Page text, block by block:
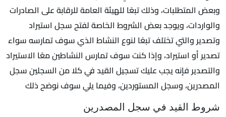
وبعض المتطلبات، وذلك تبعًا للهيئة العامة للرقابة على الصادرات
والواردات، ويوجد بعض الشروط الخاصة لفتح سجل استيراد
وتصدير والتي تختلف تبعًا لنوع النشاط الذي سوف تمارسه سواء
تصدير أو استيراد، وإذا كنت سوف تمارس النشاطين معًا الاستيراد
والتصدير فإنه يجب عليك تسجيل القيد في كلا من السجلين سجل
المصدرين، وسجل المستوردين، وفيما يلي سوف نوضح ذلك
شروط القيد في سجل المصدرين